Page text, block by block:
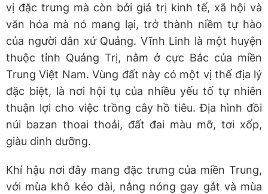
vị đặc trưng mà còn bởi giá trị kinh tế, xã hội và
văn hóa mà nó mang lại, trở thành niềm tự hào
của người dân xứ Quảng. Vĩnh Linh là một huyện
thuộc tỉnh Quảng Trị, nằm ở cực Bắc của miền
Trung Việt Nam. Vùng đất này có một vị thế địa lý
đặc biệt, là nơi hội tụ của nhiều yếu tố tự nhiên
thuận lợi cho việc trồng cây hồ tiêu. Địa hình đồi
núi bazan thoai thoải, đất đai màu mỡ, tơi xốp,
giàu dinh dưỡng.
Khí hậu nơi đây mang đặc trưng của miền Trung,
với mùa khô kéo dài, nắng nóng gay gắt và mùa